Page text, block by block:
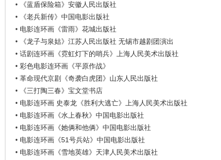
•
《蓝盾保险箱》安徽人民出版社
•
《老兵新传》中国电影出版社
• 电影连环画《雷雨》花城出版社
•
《龙子与泉姑》江苏人民出版社 无锡市越剧团演出
• 话剧连环画《霓虹灯下的哨兵》上海人民美术出版社
• 彩色电影连环画《平原作战》
• 革命现代京剧《奇袭白虎团》山东人民出版社
•
《三打陶三春》宝文堂书店
• 电影连环画 史泰龙《胜利大逃亡》上海人民美术出版社
• 电影连环画《水上春秋》中国电影出版社
• 电影连环画《她俩和他俩》中国电影出版社
• 电影连环画《51号兵站》中国电影出版社
• 电影连环画《雪地英雄》天津人民美术出版社